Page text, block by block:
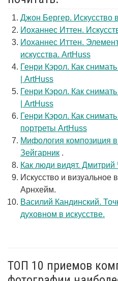
Джон Бергер. Искусство
Иоханнес Иттен.
Иоханнес Иттен.
искусства. ArtHuss
Генри Кэрол. Как
| ArtHuss
Генри Кэрол. Как
| ArtHuss
Генри Кэрол. Как
портреты ArtHuss
Мифология композиция
Зейгарник .
Как люди видят.
Искусство и визуальное
Арнхейм.
Василий Кандинский.
духовном в искусстве.
ТОП 10 приемов